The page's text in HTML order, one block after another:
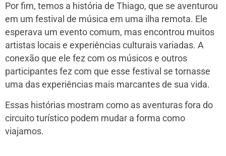
Por fim, temos a história de Thiago, que se aventurou
em um festival de música em uma ilha remota. Ele
esperava um evento comum, mas encontrou muitos
artistas locais e experiências culturais variadas. A
conexão que ele fez com os músicos e outros
participantes fez com que esse festival se tornasse
uma das experiências mais marcantes de sua vida.
Essas histórias mostram como as aventuras fora do
circuito turístico podem mudar a forma como
viajamos.